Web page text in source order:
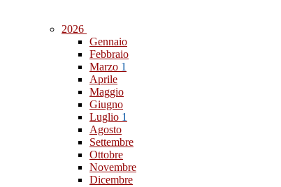
2026
Gennaio
Febbraio
Marzo 1
Aprile
Maggio
Giugno
Luglio 1
Agosto
Settembre
Ottobre
Novembre
Dicembre